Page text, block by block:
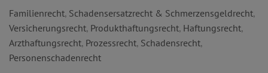
Familienrecht, Schadensersatzrecht & Schmerzensgeldrecht,
Versicherungsrecht, Produkthaftungsrecht, Haftungsrecht,
Arzthaftungsrecht, Prozessrecht, Schadensrecht,
Personenschadenrecht